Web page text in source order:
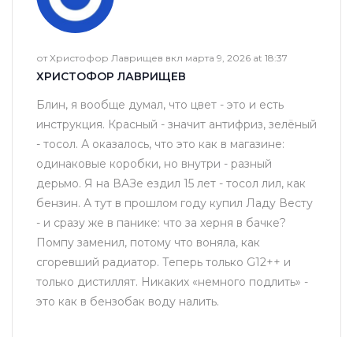
от Христофор Лаврищев вкл марта 9, 2026 at 18:37
ХРИСТОФОР ЛАВРИЩЕВ
Блин, я вообще думал, что цвет - это и есть
инструкция. Красный - значит антифриз, зелёный
- тосол. А оказалось, что это как в магазине:
одинаковые коробки, но внутри - разный
дерьмо. Я на ВАЗе ездил 15 лет - тосол лил, как
бензин. А тут в прошлом году купил Ладу Весту
- и сразу же в панике: что за херня в бачке?
Помпу заменил, потому что воняла, как
сгоревший радиатор. Теперь только G12++ и
только дистиллят. Никаких «немного подлить» -
это как в бензобак воду налить.